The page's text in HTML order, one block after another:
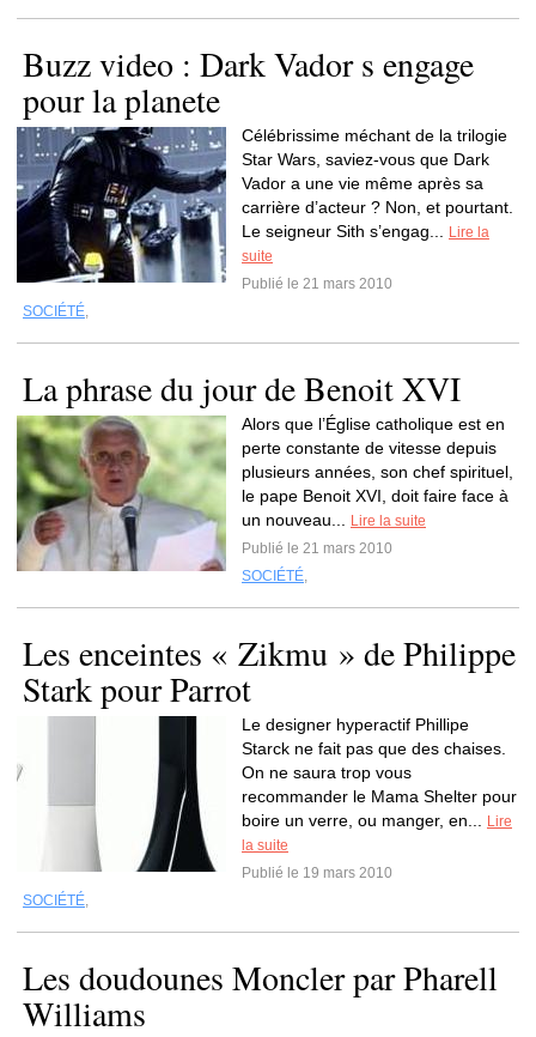
Buzz video : Dark Vador s engage
pour la planete
Célébrissime méchant de la trilogie
Star Wars, saviez-vous que Dark
Vador a une vie même après sa
carrière d’acteur ? Non, et pourtant.
Le seigneur Sith s’engag...
Lire la
suite
Publié le 21 mars 2010
SOCIÉTÉ,
La phrase du jour de Benoit XVI
Alors que l’Église catholique est en
perte constante de vitesse depuis
plusieurs années, son chef spirituel,
le pape Benoit XVI, doit faire face à
un nouveau...
Lire la suite
Publié le 21 mars 2010
SOCIÉTÉ,
Les enceintes « Zikmu » de Philippe
Stark pour Parrot
Le designer hyperactif Phillipe
Starck ne fait pas que des chaises.
On ne saura trop vous
recommander le Mama Shelter pour
boire un verre, ou manger, en...
Lire
la suite
Publié le 19 mars 2010
SOCIÉTÉ,
Les doudounes Moncler par Pharell
Williams